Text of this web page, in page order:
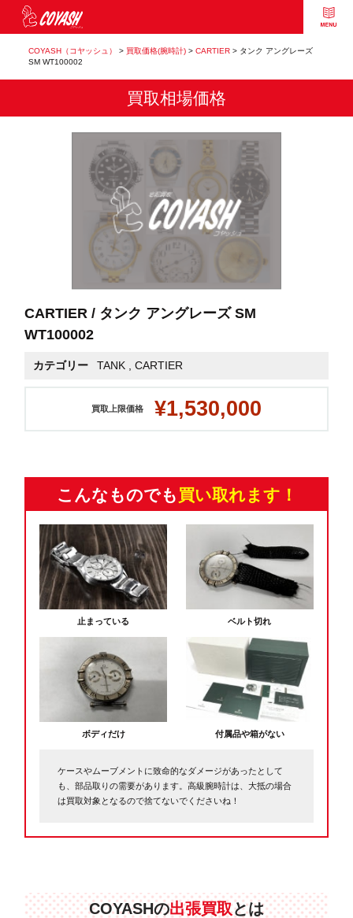
COYASH（コヤッシュ） > 買取価格(腕時計)> CARTIER> タンク アングレーズ
SM WT100002
買取相場価格
CARTIER / タンク アングレーズ SM
WT100002
カテゴリー TANK , CARTIER
買取上限価格 ¥1,530,000
こんなものでも 買い取れます！
止まっている ベルト切れ
ボディだけ 付属品や箱がない
ケースやムーブメントに致命的なダメージがあったとして
も、部品取りの需要があります。高級腕時計は、大抵の場合
は買取対象となるので捨てないでくださいね！
COYASHの出張買取とは